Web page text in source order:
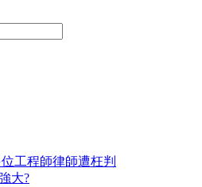
工程師律師遭枉判
大?